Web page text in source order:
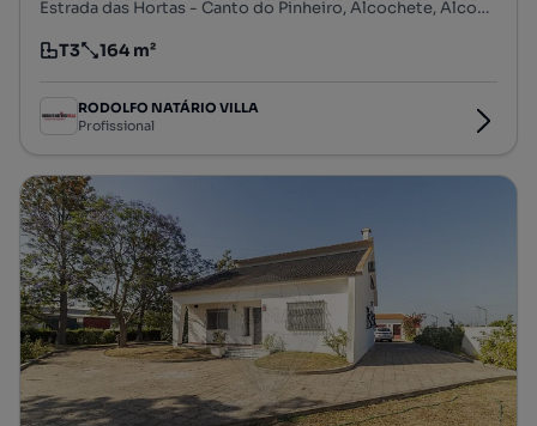
Estrada das Hortas - Canto do Pinheiro, Alcochete, Alcochete, Setúbal
Tipologia
T3
Preço por metro quadrado
164 m²
RODOLFO NATÁRIO VILLA
Profissional